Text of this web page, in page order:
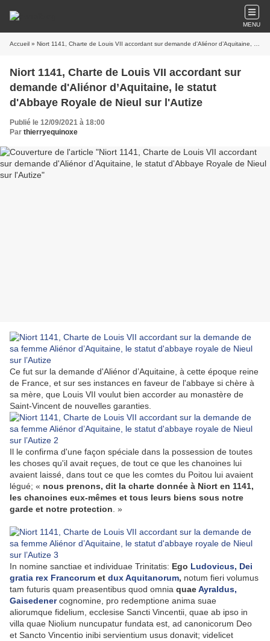
MENU
Accueil » Niort 1141, Charte de Louis VII accordant sur demande d'Aliénor d’Aquitaine, le statut d'Abbaye Royale de Nieul sur l'Autize
Niort 1141, Charte de Louis VII accordant sur
demande d'Aliénor d’Aquitaine, le statut
d'Abbaye Royale de Nieul sur l'Autize
Publié le 12/09/2021 à 18:00
Par thierryequinoxe
Ce fut sur la demande d'Aliénor d’Aquitaine, à cette époque reine
de France, et sur ses instances en faveur de l'abbaye si chère à
sa mère, que Louis VII voulut bien accorder au monastère de
Saint-Vincent de nouvelles garanties.
Il le confirma d'une façon spéciale dans la possession de toutes
les choses qu'il avait reçues, de tout ce que les chanoines lui
avaient laissé, dans tout ce que les comtes du Poitou lui avaient
légué; « nous prenons, dit la charte donnée à Niort en 1141,
les chanoines eux-mêmes et tous leurs biens sous notre
garde et notre protection . »
In nomine sanctiae et individuae Trinitatis: Ego Ludovicus, Dei
gratia rex Francorum et dux Aquitanorum, notum fieri volumus
tam futuris quam preasentibus quod omnia quaeAyraldus,
Gaisedenercognomine, pro redemptione anima suae
aliorumque fidelium, ecclesise Sancti Vincentii, quae ab ipso in
villa quae Niolium nuncupatur fundata est, ad canonicorum Deo
et Sancto Vincentio inibi servientium usus donavit; videlicet